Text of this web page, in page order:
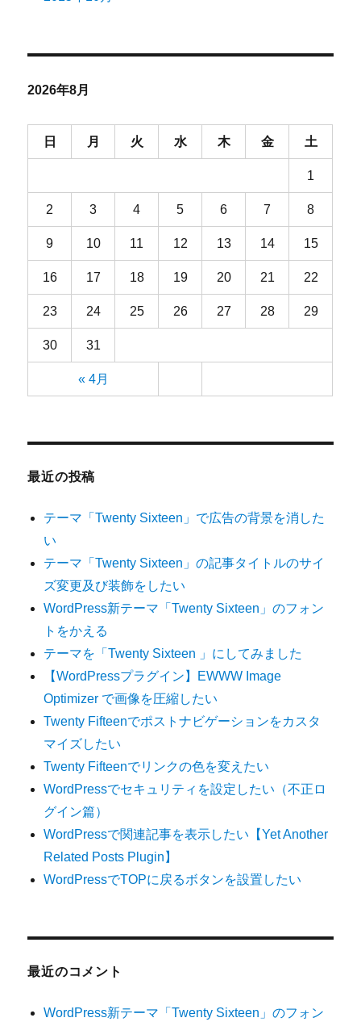
2026年8月
日 月 火 水 木 金 土
« 4月
1
2 3 4 5 6 7 8
9 10 11 12 13 14 15
16 17 18 19 20 21 22
23 24 25 26 27 28 29
30 31
最近の投稿
テーマ「Twenty Sixteen」で広告の背景を消した
い
テーマ「Twenty Sixteen」の記事タイトルのサイ
ズ変更及び装飾をしたい
WordPress新テーマ「Twenty Sixteen」のフォン
トをかえる
テーマを「Twenty Sixteen 」にしてみました
【WordPressプラグイン】EWWW Image
Optimizer で画像を圧縮したい
Twenty Fifteenでポストナビゲーションをカスタ
マイズしたい
Twenty Fifteenでリンクの色を変えたい
WordPressでセキュリティを設定したい（不正ロ
グイン篇）
WordPressで関連記事を表示したい【Yet Another
Related Posts Plugin】
WordPressでTOPに戻るボタンを設置したい
最近のコメント
WordPress新テーマ「Twenty Sixteen」のフォン